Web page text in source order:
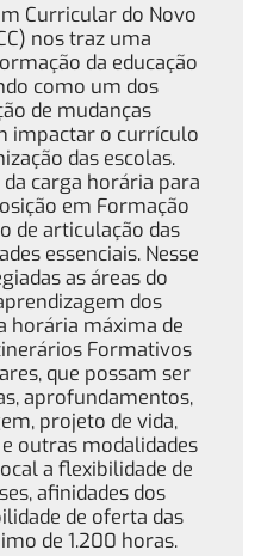
Curricular do Novo
nos traz uma
da educação
como um dos
de mudanças
impactar o currículo
das escolas.
carga horária para
em Formação
de articulação das
essenciais. Nesse
as áreas do
dos
horária máxima de
Formativos
que possam ser
aprofundamentos,
projeto de vida,
outras modalidades
a flexibilidade de
afinidades dos
de oferta das
de 1.200 horas.